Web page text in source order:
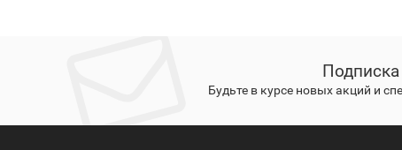
Будьте в курсе новых акций и